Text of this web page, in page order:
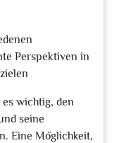
Perspektiven in
wichtig, den
seine
Eine Möglichkeit,